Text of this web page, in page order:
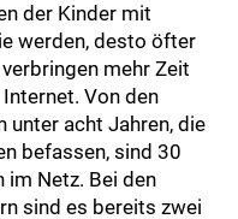
der Kinder mit
werden, desto öfter
mehr Zeit
Von den
unter acht Jahren, die
befassen, sind 30
Netz. Bei den
sind es bereits zwei